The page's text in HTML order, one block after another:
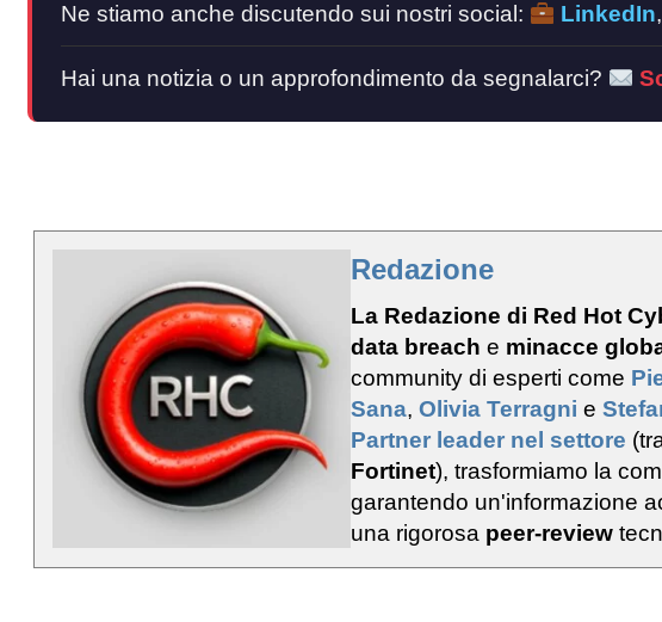
Ne stiamo anche discutendo sui nostri social:
LinkedIn,
Hai una notizia o un approfondimento da segnalarci?
Redazione
La Redazione di Red Hot
data breach e minacce
community di esperti come
Sana, Olivia Terragni e
Partner leader nel settore
Fortinet), trasformiamo la
garantendo un'informazione
una rigorosa peer-review